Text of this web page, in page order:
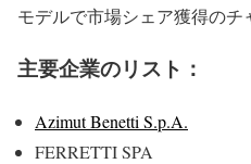
モデルで市場シェア獲得のチ
主要企業のリスト：
Azimut Benetti S.p.A.
FERRETTI SPA